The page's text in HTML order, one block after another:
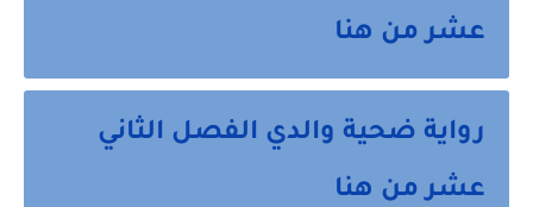
عشر من هنا
رواية ضحية والدي الفصل الثاني
عشر من هنا